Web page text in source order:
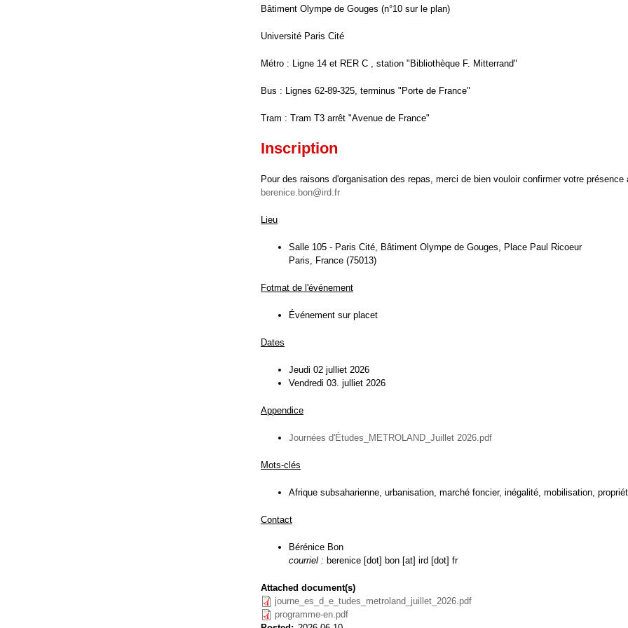
Bâtiment Olympe de Gouges (n°10 sur le plan)
Université Paris Cité
Métro : Ligne 14 et RER C , station "Bibliothèque F. Mitterrand"
Bus : Lignes 62-89-325, terminus "Porte de France"
Tram : Tram T3 arrêt "Avenue de France"
Inscription
Pour des raisons d'organisation des repas, merci de bien vouloir confirmer votre présence
berenice.bon@ird.fr
Lieu
Salle 105 - Paris Cité, Bâtiment Olympe de Gouges, Place Paul Ricoeur
Paris, France (75013)
Fotmat de l'événement
Événement sur placet
Dates
Jeudi 02 julliet 2026
Vendredi 03. julliet 2026
Appendice
Journées d'Études_METROLAND_Juillet 2026.pdf
Mots-clés
Afrique subsaharienne, urbanisation, marché foncier, inégalité, mobilisation,
Contact
Bérénice Bon
courriel : berenice [dot] bon [at] ird [dot] fr
Attached document(s)
journe_es_d_e_tudes_metroland_juillet_2026.pdf
programme-en.pdf